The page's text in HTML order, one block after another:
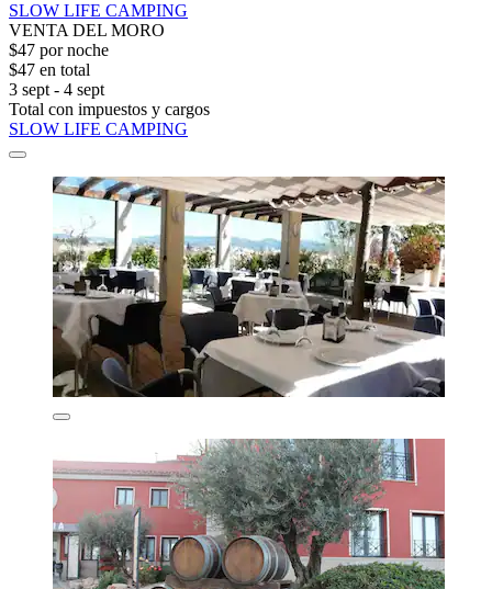
SLOW LIFE CAMPING
VENTA DEL MORO
$47 por noche
$47 en total
3 sept - 4 sept
Total con impuestos y cargos
SLOW LIFE CAMPING